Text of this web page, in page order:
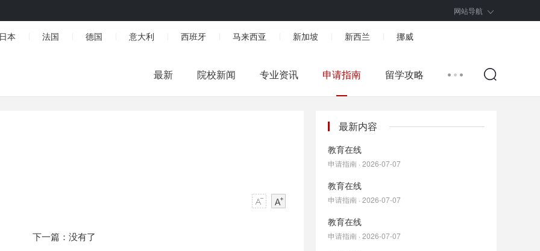
网站导航
本 法国 德国 意大利 西班牙 马来西亚 新加坡 新西兰 挪威
最新 院校新闻 专业资讯 申请指南 留学攻略
下一篇：没有了
最新内容
教育在线
申请指南 · 2026-07-07
教育在线
申请指南 · 2026-07-07
教育在线
申请指南 · 2026-07-07